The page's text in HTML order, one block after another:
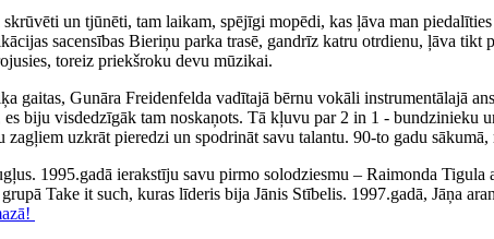
un tjūnēti, tam laikam, spējīgi mopēdi, kas ļāva man
sacensības Bieriņu parka trasē, gandrīz katru otrdienu, ļāva
toreiz priekšroku devu mūzikai.
gaitas, Gunāra Freidenfelda vadītajā bērnu vokāli instrumentālajā
biju visdedzīgāk tam noskaņots. Tā kļuvu par 2 in 1 - bundzinieku
uzkrāt pieredzi un spodrināt savu talantu. 90-to gadu
1995.gadā ierakstīju savu pirmo solodziesmu – Raimonda
Take it such, kuras līderis bija Jānis Stībelis. 1997.gadā, Jāņa